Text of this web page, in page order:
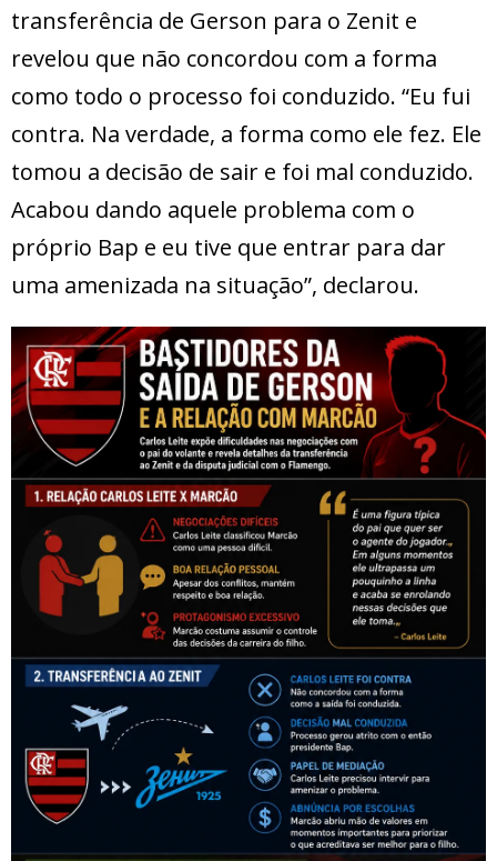
transferência de Gerson para o Zenit e
revelou que não concordou com a forma
como todo o processo foi conduzido. “Eu fui
contra. Na verdade, a forma como ele fez. Ele
tomou a decisão de sair e foi mal conduzido.
Acabou dando aquele problema com o
próprio Bap e eu tive que entrar para dar
uma amenizada na situação”, declarou.